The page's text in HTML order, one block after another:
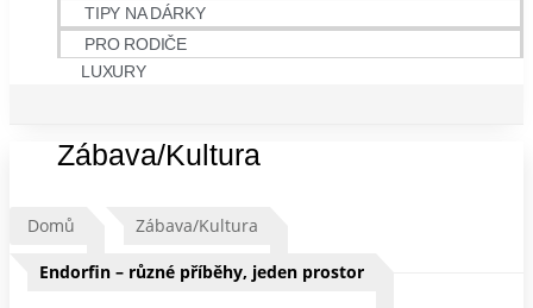
TIPY NA DÁRKY
PRO RODIČE
LUXURY
Zábava/Kultura
Domů Zábava/Kultura
Endorfin – různé příběhy, jeden prostor